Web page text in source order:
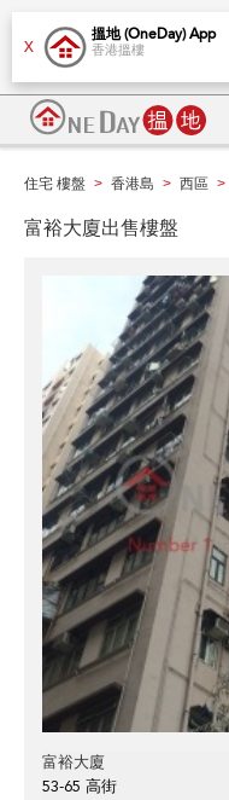
X
搵地 (OneDay) App
香港搵樓
住宅 樓盤 > 香港島 > 西區 >
富裕大廈出售樓盤
富裕大廈
53-65 高街